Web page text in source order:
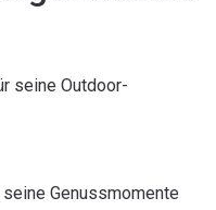
seine Outdoor-
Genussmomente